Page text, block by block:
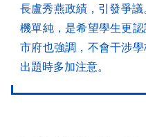
長盧秀燕政績，引發爭
機單純，是希望學生更
市府也強調，不會干涉
出題時多加注意。